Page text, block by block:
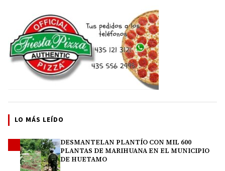
LO MÁS LEÍDO
DESMANTELAN PLANTÍO CON MIL 600
PLANTAS DE MARIHUANA EN EL MUNICIPIO
DE HUETAMO